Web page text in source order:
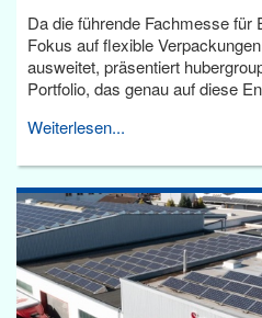
Da die führende Fachmesse für
Fokus auf flexible
ausweitet, präsentiert
Portfolio, das genau auf diese
Weiterlesen...